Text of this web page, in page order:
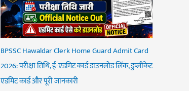
BPSSC Hawaldar Clerk Home Guard Admit Card
2026: परीक्षा तिथि, ई-एडमिट कार्ड डाउनलोड लिंक, डुप्लीकेट
एडमिट कार्ड और पूरी जानकारी